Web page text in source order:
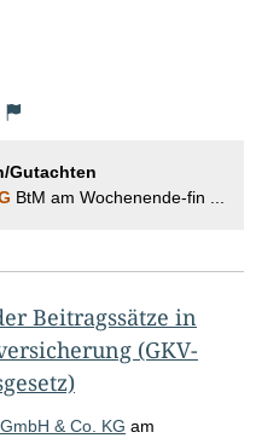
Gutachten
BtM am Wochenende-fin ...
Beitragssätze in
(GKV-
& Co. KG am